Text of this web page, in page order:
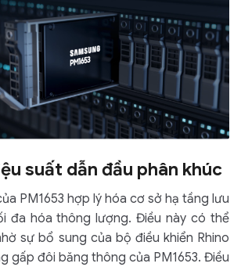
suất dẫn đầu phân khúc
PM1653 hợp lý hóa cơ sở hạ tầng lưu
đa hóa thông lượng. Điều này có thể
sự bổ sung của bộ điều khiển Rhino
gấp đôi băng thông của PM1653. Điều